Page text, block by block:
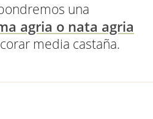
una
agria o nata agria
media castaña.